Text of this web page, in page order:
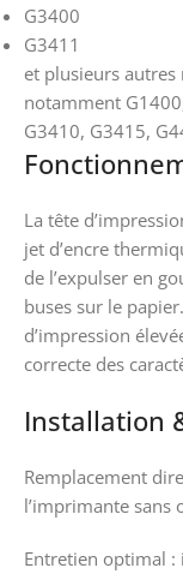
G3400
G3411
et plusieurs autres
notamment
G3410, G3415,
La tête
jet d’encre
de l’expulser en
buses sur le
d’impression
correcte des
Installation
Remplacement
l’imprimante sans
Entretien optimal